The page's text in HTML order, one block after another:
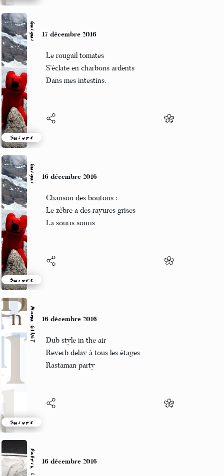
Guigui
Suivre
17 décembre 2016
Le rougail tomates
S’éclate en charbons ardents
Dans mes intestins.
Guigui
Suivre
16 décembre 2016
Chanson des boutons :
Le zèbre a des rayures grises
La souris souris
Manu GINET
Suivre
16 décembre 2016
Dub style in the air
Reverb delay à tous les étages
Rastaman party
16 décembre 2016